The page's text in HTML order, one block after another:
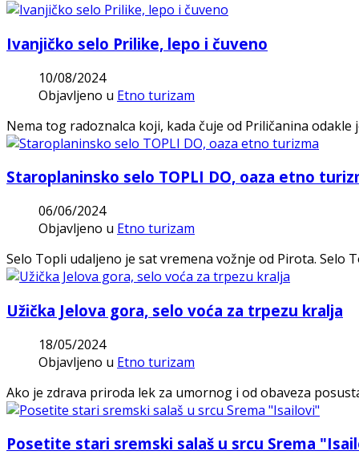
Ivanjičko selo Prilike, lepo i čuveno
10/08/2024
Objavljeno u Etno turizam
Nema tog radoznalca koji, kada čuje od Priličanina
Staroplaninsko selo TOPLI DO, oaza etno
06/06/2024
Objavljeno u Etno turizam
Selo Topli udaljeno je sat vremena vožnje od Pirota. Selo
Užička Jelova gora, selo voća za trpezu kralja
18/05/2024
Objavljeno u Etno turizam
Ako je zdrava priroda lek za umornog i od obaveza
Posetite stari sremski salaš u srcu Srema